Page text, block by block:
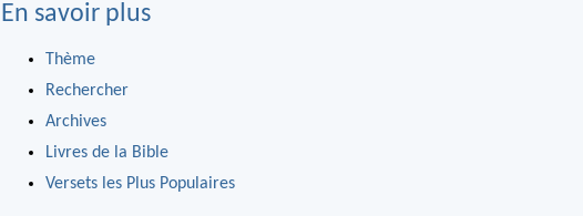
En savoir plus
Thème
Rechercher
Archives
Livres de la Bible
Versets les Plus Populaires